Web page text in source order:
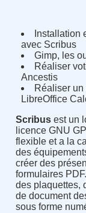
Installation
avec Scribus
Gimp, les
Réaliser
Ancestis
Réaliser
LibreOffice
Scribusest un
licence GNU
flexible et a la
des
créer des
formulaires
des plaquettes,
de document
sous forme